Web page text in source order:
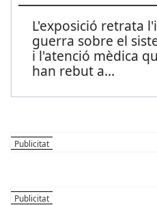
L'exposició retrata
guerra sobre el
i l'atenció mèdica
han rebut a...